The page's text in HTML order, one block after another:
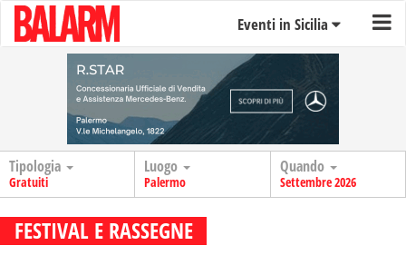
Eventi in Sicilia
Tipologia
Gratuiti
Luogo
Palermo
Quando
Settembre 2026
FESTIVAL E RASSEGNE